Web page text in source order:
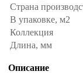
Страна
В упаковке, м2
Коллекция
Длина, мм
Описание